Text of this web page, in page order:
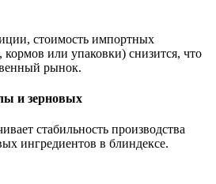
стоимость импортных
или упаковки) снизится, что
рынок.
и зерновых
стабильность производства
ингредиентов в блиндексе.